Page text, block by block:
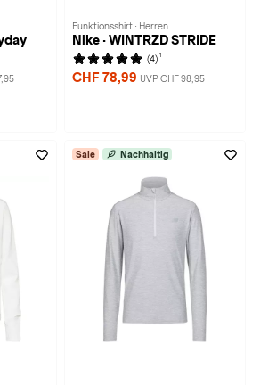
Funktionsshirt · Herren
Nike · WINTRZD STRIDE
(4) 1
CHF 78,99 UVP CHF 98,95
Sale Nachhaltig